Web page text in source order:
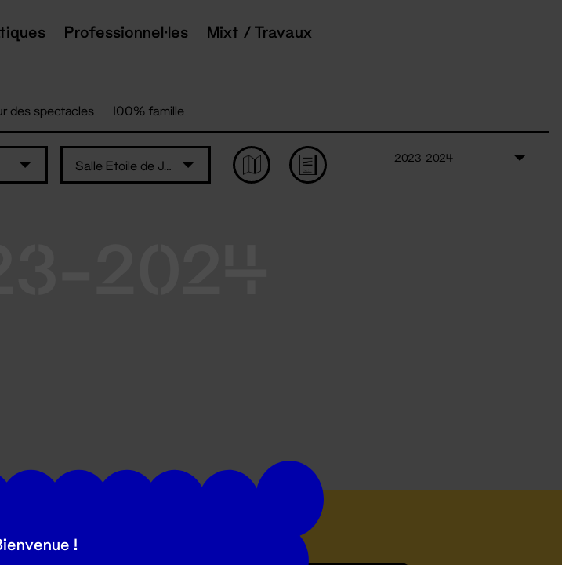
Professionnel·les Mixt / Travaux
des spectacles 100% famille
Salle Etoile de Jade -St-Brévin-les-Pins
2023-2024
du Grand T :
!